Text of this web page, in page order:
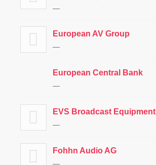
—
European AV Group
—
European Central Bank
—
EVS Broadcast Equipment
—
Fohhn Audio AG